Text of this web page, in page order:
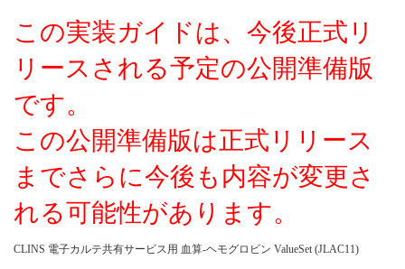
この実装ガイドは、今後正式リ
リースされる予定の公開準備版
です。
この公開準備版は正式リリース
までさらに今後も内容が変更さ
れる可能性があります。
CLINS 電子カルテ共有サービス用 血算-ヘモグロビン ValueSet (JLAC11)